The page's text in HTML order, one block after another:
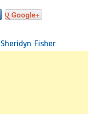
Google+
Sheridyn Fisher